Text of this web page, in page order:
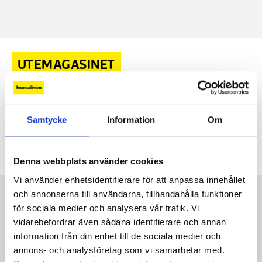
Samtycke Information Om
Denna webbplats använder cookies
Vi använder enhetsidentifierare för att anpassa innehållet
och annonserna till användarna, tillhandahålla funktioner
för sociala medier och analysera vår trafik. Vi
vidarebefordrar även sådana identifierare och annan
information från din enhet till de sociala medier och
annons- och analysföretag som vi samarbetar med.
UTEMAGASINET
Repet från vildmarken
5 SEP, 2023
Friluftsjournalistiken frodas. Journalisten tog
rygg på frilansjournalisterna Emma Mattsson och Emma V
Kontakt
Så kontaktar du Journalisten:
Kundservice